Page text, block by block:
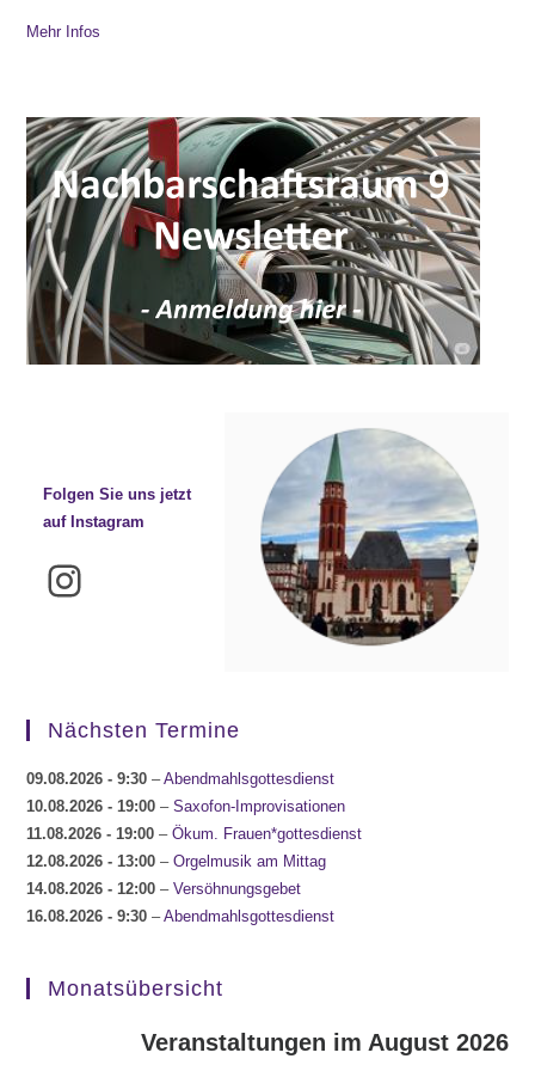
Mehr Infos
Folgen Sie uns jetzt
auf Instagram
Instagram
Nächsten Termine
09.08.2026 - 9:30 –Abendmahlsgottesdienst
10.08.2026 - 19:00 –Saxofon-Improvisationen
11.08.2026 - 19:00 –Ökum. Frauen*gottesdienst
12.08.2026 - 13:00 –Orgelmusik am Mittag
14.08.2026 - 12:00 –Versöhnungsgebet
16.08.2026 - 9:30 –Abendmahlsgottesdienst
Monatsübersicht
Veranstaltungen im August 2026